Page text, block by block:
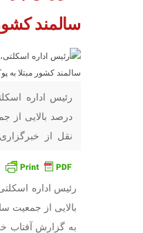
سالمند
رئیس اداره
درصد بالایی از
نقل از
رئیس اداره
بالایی از جمعیت
به گزارش آفتاب